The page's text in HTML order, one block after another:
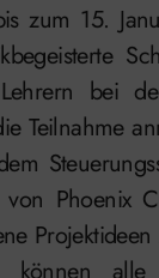
zum 15.
bei
Teilnahme
Phoenix